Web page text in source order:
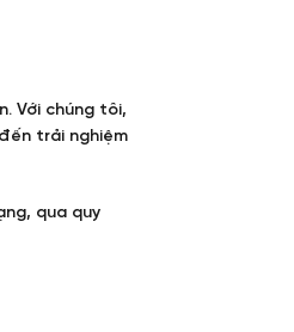
Với chúng tôi,
trải nghiệm
qua quy